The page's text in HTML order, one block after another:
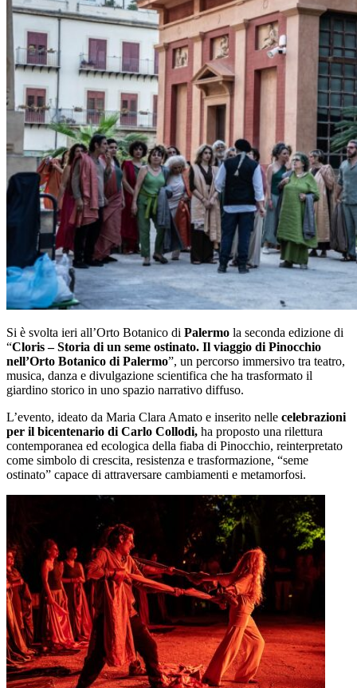
Si è svolta ieri all’Orto Botanico di Palermo la seconda edizione di
“Cloris – Storia di un seme ostinato. Il viaggio di Pinocchio
nell’Orto Botanico di Palermo”, un percorso immersivo tra teatro,
musica, danza e divulgazione scientifica che ha trasformato il
giardino storico in uno spazio narrativo diffuso.
L’evento, ideato da Maria Clara Amato e inserito nelle celebrazioni
per il bicentenario di Carlo Collodi, ha proposto una rilettura
contemporanea ed ecologica della fiaba di Pinocchio, reinterpretato
come simbolo di crescita, resistenza e trasformazione, “seme
ostinato” capace di attraversare cambiamenti e metamorfosi.